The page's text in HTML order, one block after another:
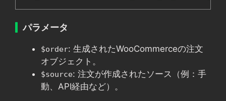
パラメータ
$order: 生成されたWooCommerceの注文
オブジェクト。
$source: 注文が作成されたソース（例：手
動、API経由など）。